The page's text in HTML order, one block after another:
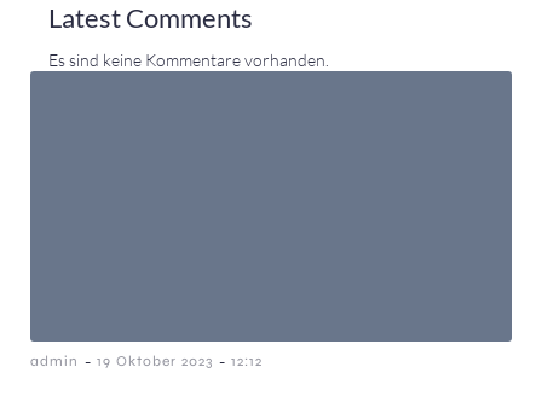
Latest Comments
Es sind keine Kommentare vorhanden.
admin - 19 Oktober 2023 - 12:12